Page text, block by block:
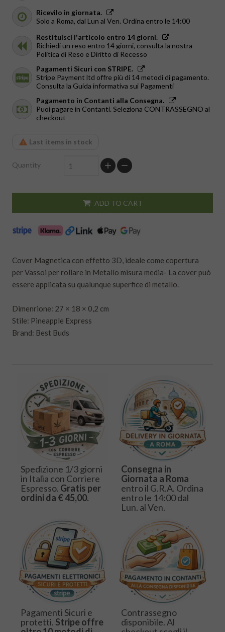
Ricevilo in giornata.
Solo a Roma, dal Lun al Ven. Ordina entro le 14:00
Restituisci l'articolo entro 14 giorni.
Richiedi un reso entro 14 giorni, consulta la nostra
Politica di Reso e Diritto di Recesso
Pagamenti Sicuri con STRIPE.
Stripe Payment ltd offre più di 14 metodi di pagamento.
Consulta la Guida informativa sui Pagamenti
Pagamento in Contanti alla Consegna.
Puoi pagare in Contanti. Seleziona CONTRASSEGNO al
checkout
Last items in stock
Quantity
ADD TO CART
Cover Magnetica con effetto 3D, ideale come copertura
per Vassoi per rollare in Metallo misura media- La cover può
essere applicata su qualunque superfice di metallo.
Dimenrione: 27 × 18 × 0,2 cm
Stile: Pineapple Express
Brand: Best Buds
Spedizione 1/3 giorni
in Italia con Corriere
Espresso. Gratis per
ordini da € 45,00.
Consegna in
Giornata a Roma
entro il G.R.A. Ordina
entro le 14:00 dal
Lun. al Ven.
Pagamenti Sicuri e
protetti. Stripe offre
Contrassegno
disponibile. Al